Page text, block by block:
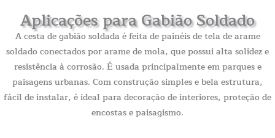
Aplicações para Gabião Soldado
A cesta de gabião soldada é feita de painéis de tela de arame
soldado conectados por arame de mola, que possui alta solidez e
resistência à corrosão. É usada principalmente em parques e
paisagens urbanas. Com construção simples e bela estrutura,
fácil de instalar, é ideal para decoração de interiores, proteção de
encostas e paisagismo.